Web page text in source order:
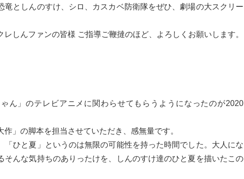
竜としんのすけ、シロ、カスカベ防衛隊をぜひ、劇場の大スクリー
しんファンの皆様 ご指導ご鞭撻のほど、よろしくお願いします。
ん」のテレビアニメに関わらせてもらうようになったのが2020
作」の脚本を担当させていただき、感無量です。
「ひと夏」というのは無限の可能性を持った時間でした。大人にな
そんな気持ちのありったけを、しんのすけ達のひと夏を描いたこの